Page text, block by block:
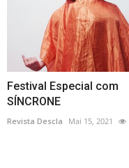
Festival Especial com
SÍNCRONE
Revista Descla Mai 15, 2021